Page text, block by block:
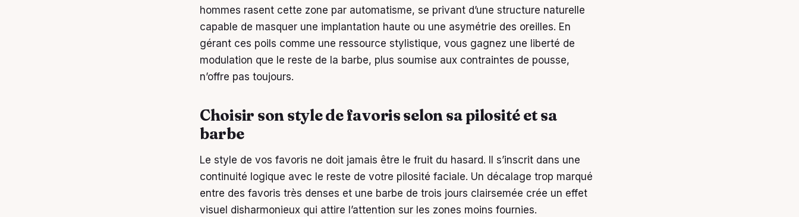
hommes rasent cette zone par automatisme, se privant d’une structure naturelle
capable de masquer une implantation haute ou une asymétrie des oreilles. En
gérant ces poils comme une ressource stylistique, vous gagnez une liberté de
modulation que le reste de la barbe, plus soumise aux contraintes de pousse,
n’offre pas toujours.
Choisir son style de favoris selon sa pilosité et sa
barbe
Le style de vos favoris ne doit jamais être le fruit du hasard. Il s’inscrit dans une
continuité logique avec le reste de votre pilosité faciale. Un décalage trop marqué
entre des favoris très denses et une barbe de trois jours clairsemée crée un effet
visuel disharmonieux qui attire l’attention sur les zones moins fournies.